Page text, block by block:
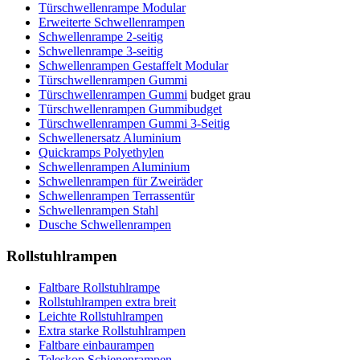
Türschwellenrampe Modular
Erweiterte Schwellenrampen
Schwellenrampe 2-seitig
Schwellenrampe 3-seitig
Schwellenrampen Gestaffelt Modular
Türschwellenrampen Gummi
Türschwellenrampen Gummi budget grau
Türschwellenrampen Gummibudget
Türschwellenrampen Gummi 3-Seitig
Schwellenersatz Aluminium
Quickramps Polyethylen
Schwellenrampen Aluminium
Schwellenrampen für Zweiräder
Schwellenrampen Terrassentür
Schwellenrampen Stahl
Dusche Schwellenrampen
Rollstuhlrampen
Faltbare Rollstuhlrampe
Rollstuhlrampen extra breit
Leichte Rollstuhlrampen
Extra starke Rollstuhlrampen
Faltbare einbaurampen